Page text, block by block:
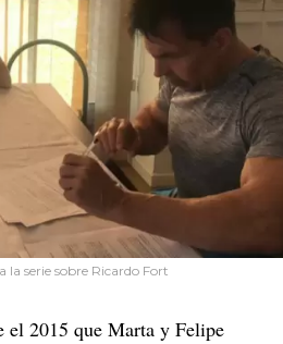
serie sobre Ricardo Fort
el 2015 que Marta y Felipe